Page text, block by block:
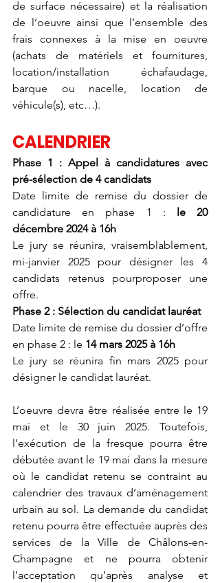
de surface nécessaire) et la réalisation
de l’oeuvre ainsi que l’ensemble des
frais connexes à la mise en oeuvre
(achats de matériels et fournitures,
location/installation échafaudage,
barque ou nacelle, location de
véhicule(s), etc…).
CALENDRIER
Phase 1 : Appel à candidatures avec
pré-sélection de 4 candidats
Date limite de remise du dossier de
candidature en phase 1 :
le 20
décembre 2024 à 16h
Le jury se réunira, vraisemblablement,
mi-janvier 2025 pour désigner les 4
candidats retenus pourproposer une
offre.
Phase 2 : Sélection du candidat lauréat
Date limite de remise du dossier d’offre
en phase 2 : le 14 mars 2025 à 16h
Le jury se réunira fin mars 2025 pour
désigner le candidat lauréat.
L’oeuvre devra être réalisée entre le 19
mai et le 30 juin 2025. Toutefois,
l’exécution de la fresque pourra être
débutée avant le 19 mai dans la mesure
où le candidat retenu se contraint au
calendrier des travaux d’aménagement
urbain au sol. La demande du candidat
retenu pourra être effectuée auprès des
services de la Ville de Châlons-en-
Champagne et ne pourra obtenir
l’acceptation qu’après analyse et